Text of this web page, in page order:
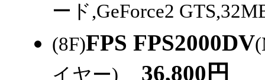
ード,GeForce2
(8F)FPS FPS2000DV
イヤー)
36,800円